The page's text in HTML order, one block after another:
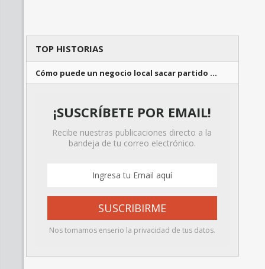
TOP HISTORIAS
Cómo puede un negocio local sacar partido …
¡SUSCRÍBETE POR EMAIL!
Recibe nuestras publicaciones directo a la
bandeja de tu correo electrónico.
Nos tomamos enserio la privacidad de tus datos.